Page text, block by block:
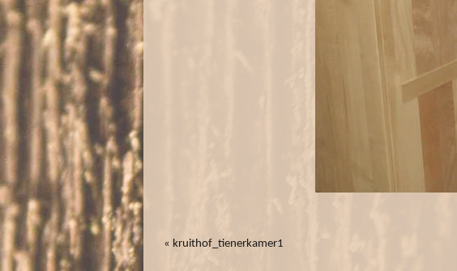
« kruithof_tienerkamer1